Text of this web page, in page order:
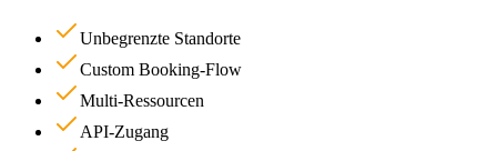
Unbegrenzte Standorte
Custom Booking-Flow
Multi-Ressourcen
API-Zugang